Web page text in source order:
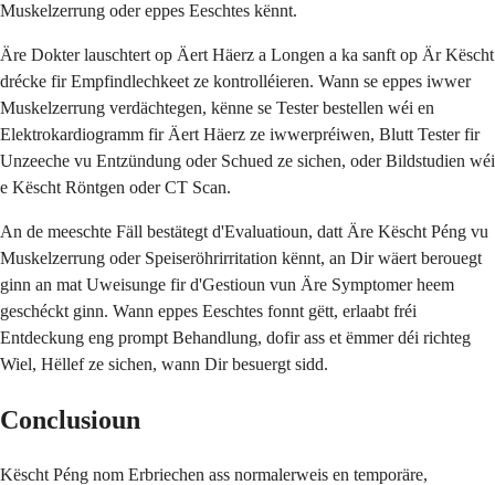
Muskelzerrung oder eppes Eeschtes kënnt.
Äre Dokter lauschtert op Äert Häerz a Longen a ka sanft op Är Këscht
drécke fir Empfindlechkeet ze kontrolléieren. Wann se eppes iwwer
Muskelzerrung verdächtegen, kënne se Tester bestellen wéi en
Elektrokardiogramm fir Äert Häerz ze iwwerpréiwen, Blutt Tester fir
Unzeeche vu Entzündung oder Schued ze sichen, oder Bildstudien wéi
e Këscht Röntgen oder CT Scan.
An de meeschte Fäll bestätegt d'Evaluatioun, datt Äre Këscht Péng vu
Muskelzerrung oder Speiseröhrirritation kënnt, an Dir wäert berouegt
ginn an mat Uweisunge fir d'Gestioun vun Äre Symptomer heem
geschéckt ginn. Wann eppes Eeschtes fonnt gëtt, erlaabt fréi
Entdeckung eng prompt Behandlung, dofir ass et ëmmer déi richteg
Wiel, Hëllef ze sichen, wann Dir besuergt sidd.
Conclusioun
Këscht Péng nom Erbriechen ass normalerweis en temporäre,